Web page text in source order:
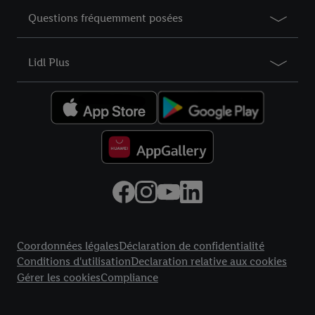
Questions fréquemment posées
Lidl Plus
Coordonnées légalesDéclaration de confidentialité
Conditions d'utilisationDeclaration relative aux cookies
Gérer les cookiesCompliance